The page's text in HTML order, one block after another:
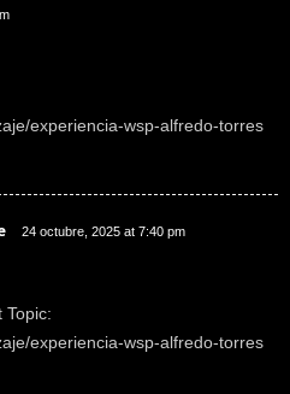
experiencia-wsp-alfredo-torres
24 octubre, 2025 at 7:40 pm
experiencia-wsp-alfredo-torres